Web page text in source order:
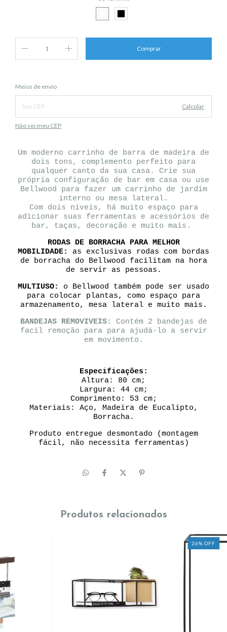
Entregas para o CEP:
Meios de envio
Calcular
Não sei meu CEP
Um moderno carrinho de barra de madeira de
dois tons, complemento perfeito para
qualquer canto da sua casa. Crie sua
própria configuração de bar em casa ou use
Bellwood para fazer um carrinho de jardim
interno ou mesa lateral.
Com dois níveis, há muito espaço para
adicionar suas ferramentas e acessórios de
bar, taças, decoração e muito mais.
RODAS DE BORRACHA PARA MELHOR
MOBILIDADE:
as exclusivas rodas com bordas
de borracha do Bellwood facilitam na hora
de servir as pessoas.
MULTIUSO:
o Bellwood também pode ser usado
para colocar plantas, como espaço para
armazenamento, mesa lateral e muito mais.
BANDEJAS REMOVIVEIS:
Contém 2 bandejas de
facil remoção para para ajudá-lo a servir
em movimento.
Especificações:
Altura: 80 cm;
Largura: 44 cm;
Comprimento: 53 cm;
Materiais: Aço, Madeira de Eucalipto,
Borracha.
Produto entregue desmontado (montagem
fácil, não necessita ferramentas)
Produtos relacionados
26%OFF